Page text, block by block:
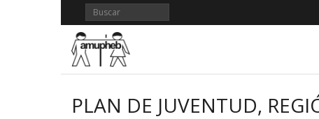
contenido
PLAN DE JUVENTUD,